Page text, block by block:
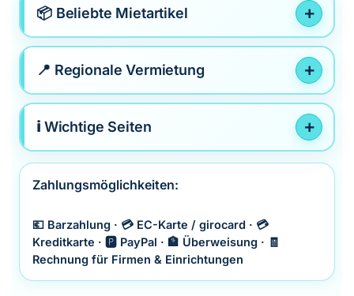
📦 Beliebte Mietartikel
📍 Regionale Vermietung
ℹ️ Wichtige Seiten
Zahlungsmöglichkeiten:
💶 Barzahlung · 💳 EC-Karte / girocard · 💳
Kreditkarte · 🅿️ PayPal · 🏦 Überweisung · 🧾
Rechnung für Firmen & Einrichtungen